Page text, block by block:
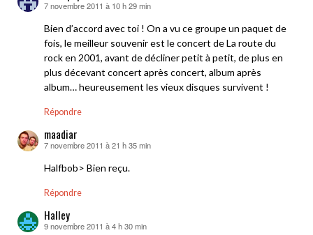
dit :
7 novembre 2011 à 10 h 29 min
Bien d’accord avec toi ! On a vu ce groupe un paquet de
fois, le meilleur souvenir est le concert de La route du
rock en 2001, avant de décliner petit à petit, de plus en
plus décevant concert après concert, album après
album… heureusement les vieux disques survivent !
Répondre
maadiar
dit :
7 novembre 2011 à 21 h 35 min
Halfbob> Bien reçu.
Répondre
Halley
dit :
9 novembre 2011 à 4 h 30 min